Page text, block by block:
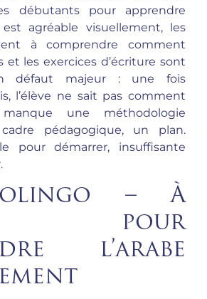
débutants pour apprendre
est agréable visuellement, les
à comprendre comment
et les exercices d’écriture sont
défaut majeur : une fois
l’élève ne sait pas comment
une méthodologie
pédagogique, un plan.
pour démarrer, insuffisante
– À
pour
l’arabe